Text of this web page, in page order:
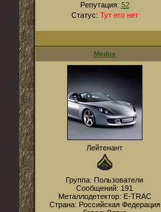
Репутация: 52
Статус: Тут его нет
Medox
Лейтенант
Группа: Пользователи
Сообщений: 191
Металлодетектор: E-TRAC
Страна: Российская Федерация